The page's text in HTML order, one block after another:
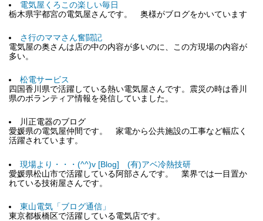
電気屋くろこの楽しい毎日
栃木県宇都宮の電気屋さんです。 奥様がブログをかいています
さ行のママさん奮闘記
電気屋の奥さんは店の中の内容が多いのに、この方現場の内容が
多い。
松電サービス
四国香川県で活躍している熱い電気屋さんです。震災の時は香川
県のボランティア情報を発信していました。
川正電器のブログ
愛媛県の電気屋仲間です。 家電から公共施設の工事など幅広く
活躍されています。
現場より・・・(^^)v [Blog] (有)アベ冷熱技研
愛媛県松山市で活躍している阿部さんです。 業界では一目置か
れている技術屋さんです。
東山電気「ブログ通信」
東京都板橋区で活躍している電気店です。